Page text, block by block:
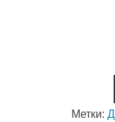
Метки: